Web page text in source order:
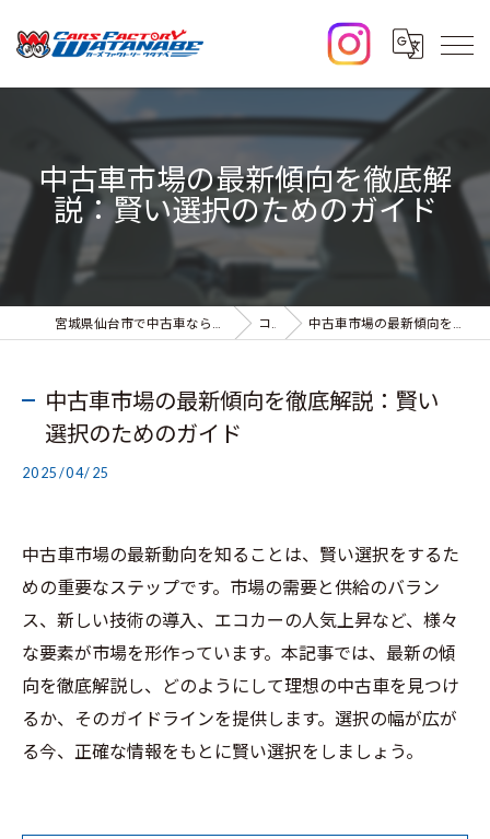
中古車市場の最新傾向を徹底解
説：賢い選択のためのガイド
宮城県仙台市で中古車なら株式会社カーズファクトリーワタナベ コラム 中古車市場の最新傾向を徹底解説：賢い選択のためのガイド
中古車市場の最新傾向を徹底解説：賢い
選択のためのガイド
2025/04/25
中古車市場の最新動向を知ることは、賢い選択をするた
めの重要なステップです。市場の需要と供給のバラン
ス、新しい技術の導入、エコカーの人気上昇など、様々
な要素が市場を形作っています。本記事では、最新の傾
向を徹底解説し、どのようにして理想の中古車を見つけ
るか、そのガイドラインを提供します。選択の幅が広が
る今、正確な情報をもとに賢い選択をしましょう。